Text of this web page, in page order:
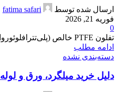
ارسال شده توسط
fatima safari
فوریه 21, 2026
0
تفلون PTFE خالص (پلی‌تترافلوئورواتیلن) یکی ...
ادامه مطلب
دسته‌بندی نشده
دلیل خرید میلگرد، ورق و لوله PTFE